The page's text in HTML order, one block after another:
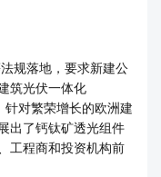
规落地，要求新建公
筑光伏一体化
针对繁荣增长的欧洲建
出了钙钛矿透光组件
工程商和投资机构前